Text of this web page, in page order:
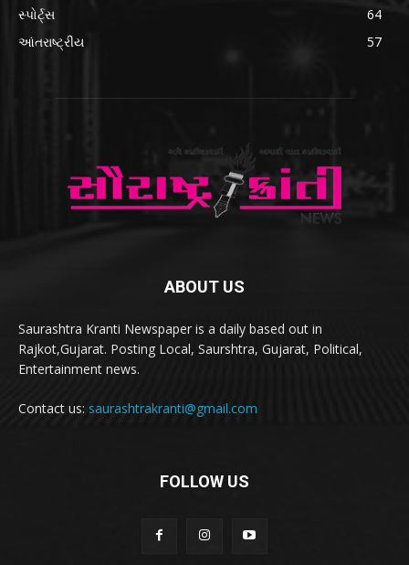
સ્પોર્ટ્સ
64
આંતરાષ્ટ્રીય
57
ABOUT US
Saurashtra Kranti Newspaper is a daily based out in
Rajkot,Gujarat. Posting Local, Saurshtra, Gujarat, Political,
Entertainment news.
Contact us: saurashtrakranti@gmail.com
FOLLOW US